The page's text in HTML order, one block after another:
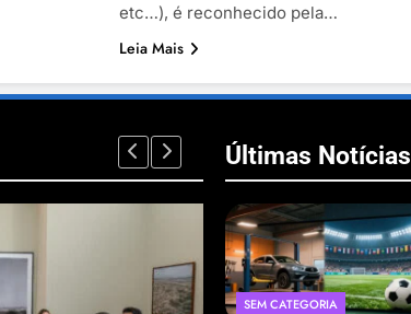
etc…), é reconhecido pela…
Leia Mais
Últimas Notícias
SEM CATEGORIA